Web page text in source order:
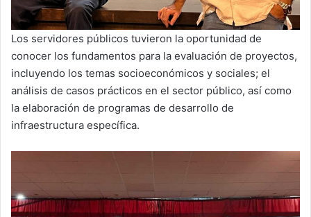
Los servidores públicos tuvieron la oportunidad de
conocer los fundamentos para la evaluación de proyectos,
incluyendo los temas socioeconómicos y sociales; el
análisis de casos prácticos en el sector público, así como
la elaboración de programas de desarrollo de
infraestructura específica.